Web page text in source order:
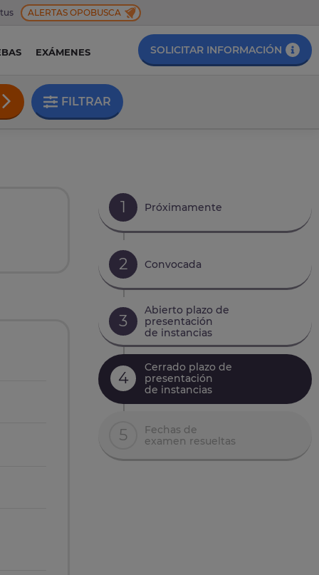
ALERTAS OPOBUSCA
EXÁMENES SOLICITAR INFORMACIÓN
FILTRAR
1 Próximamente
2 Convocada
3
Abierto plazo de
presentación
de instancias
4
Cerrado plazo de
presentación
de instancias
5
Fechas de
examen resueltas